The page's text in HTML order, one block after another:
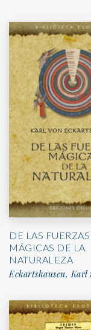
DE LAS FUERZAS
MÁGICAS DE LA
NATURALEZA
Eckartshausen, Karl